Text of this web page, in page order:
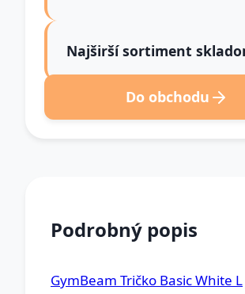
Najširší sortiment
Do obchodu
Podrobný popis
GymBeam Tričko Basic White L